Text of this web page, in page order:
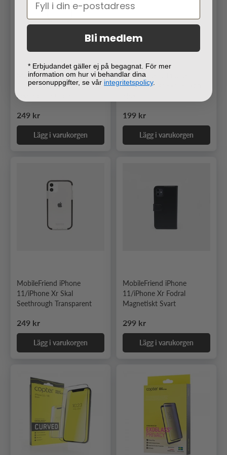
MobileFriend iPhone
11/iPhone Xr Skal
Seethrough Grön
Ordinarie pris
249 kr
Lägg i varukorgen
MobileFriend iPhone
11/iPhone Xr Skal Silikon
Ordinarie pris
199 kr
Lägg i varukorgen
MobileFriend iPhone
11/iPhone Xr Skal
Seethrough Transparent
Ordinarie pris
249 kr
Lägg i varukorgen
MobileFriend iPhone
11/iPhone Xr Fodral
Magnetiskt Svart
Ordinarie pris
299 kr
Lägg i varukorgen
Bli medlem
* Erbjudandet gäller ej på begagnat. För mer
information om hur vi behandlar dina
personuppgifter, se vår integritetspolicy.